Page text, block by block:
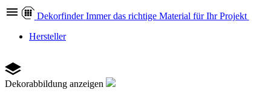
Dekorfinder Immer das richtige Material für Ihr Projekt
Hersteller
Dekorabbildung anzeigen